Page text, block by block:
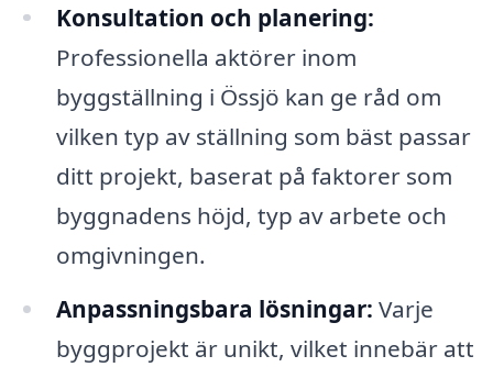
Konsultation och planering:
Professionella aktörer inom
byggställning i Össjö kan ge råd om
vilken typ av ställning som bäst passar
ditt projekt, baserat på faktorer som
byggnadens höjd, typ av arbete och
omgivningen.
Anpassningsbara lösningar: Varje
byggprojekt är unikt, vilket innebär att